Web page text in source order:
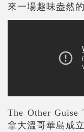
來一場趣味盎然
The Other Guise
拿大溫哥華島成